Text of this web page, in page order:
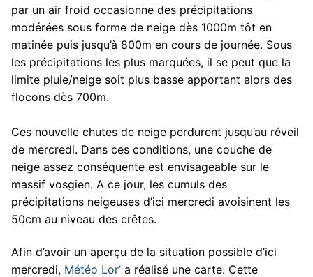
par un air froid occasionne des précipitations
modérées sous forme de neige dès 1000m tôt en
matinée puis jusqu’à 800m en cours de journée. Sous
les précipitations les plus marquées, il se peut que la
limite pluie/neige soit plus basse apportant alors des
flocons dès 700m.
Ces nouvelle chutes de neige perdurent jusqu’au réveil
de mercredi. Dans ces conditions, une couche de
neige assez conséquente est envisageable sur le
massif vosgien. A ce jour, les cumuls des
précipitations neigeuses d’ici mercredi avoisinent les
50cm au niveau des crêtes.
Afin d’avoir un aperçu de la situation possible d’ici
mercredi, Météo Lor’ a réalisé une carte. Cette